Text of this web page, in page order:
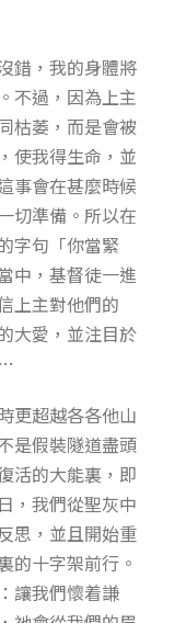
錯，我的身體將
不過，因為上主
枯萎，而是會被
使我得生命，並
事會在甚麼時候
切準備。所以在
字句「你當緊
中，基督徒一進
上主對他們的
大愛，並注目於
更超越各各他山
是假裝隧道盡頭
活的大能裏，即
，我們從聖灰中
思，並且開始重
的十字架前行。
讓我們懷着謙